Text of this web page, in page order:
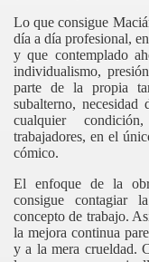
Lo que consigue
día a día profesional,
y que contemplado
individualismo,
parte de la propia
subalterno,
cualquier
trabajadores, en el
cómico.
El enfoque de la
consigue contagiar
concepto de trabajo.
la mejora continua
y a la mera crueldad.
muerto